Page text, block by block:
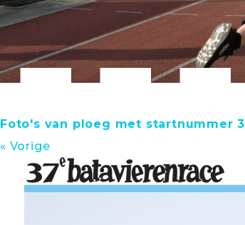
Foto's van ploeg met startnummer 3
« Vorige